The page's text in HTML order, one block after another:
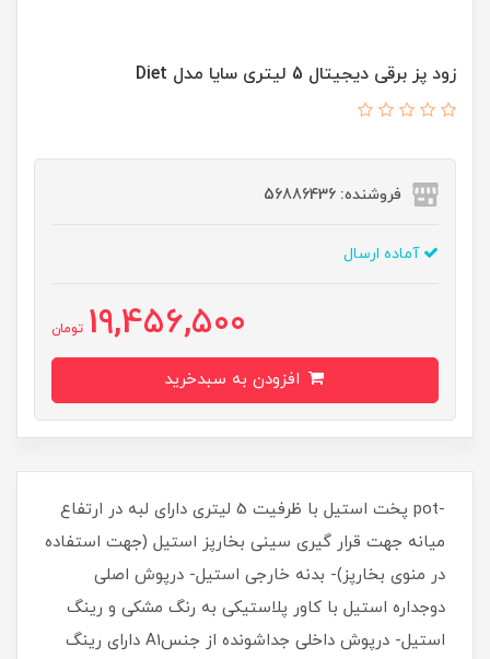
زود پز برقی دیجیتال 5 لیتری سایا مدل Diet
فروشنده: 56886436
آماده ارسال
19,456,500 تومان
-pot پخت استیل با ظرفیت 5 لیتری دارای لبه در ارتفاع
میانه جهت قرار گیری سینی بخارپز استیل (جهت استفاده
در منوی بخارپز)- بدنه خارجی استیل- درپوش اصلی
دوجداره استیل با کاور پلاستیکی به رنگ مشکی و رینگ
استیل- درپوش داخلی جداشونده از جنسA1 دارای رینگ